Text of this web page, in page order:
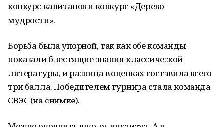
конкурс капитанов и конкурс «Дерево
мудрости».
Борьба была упорной, так как обе команды
показали блестящие знания классической
литературы, и разница в оценках составила всего
три балла. Победителем турнира стала команда
СВЭС (на снимке).